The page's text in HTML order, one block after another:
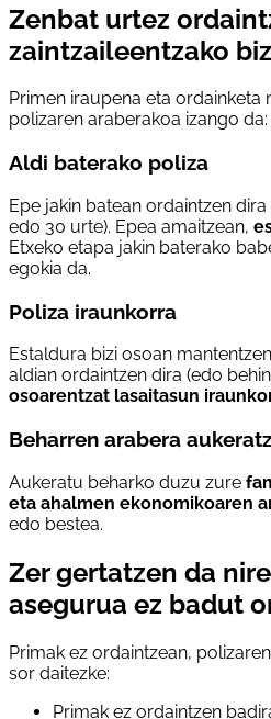
Zenbat urtez
zaintzaileentzako
Primen iraupena eta
polizaren araberakoa izango da:
Aldi baterako poliza
Epe jakin batean ordaintzen
edo 30 urte). Epea amaitzean,
Etxeko etapa jakin baterako
egokia da.
Poliza iraunkorra
Estaldura bizi osoan
aldian ordaintzen dira (edo
osoarentzat lasaitasun
Beharren arabera
Aukeratu beharko duzu zure
eta ahalmen ekonomikoaren
edo bestea.
Zer gertatzen da
asegurua ez badut
Primak ez ordaintzean,
sor daitezke:
Primak ez ordaintzen